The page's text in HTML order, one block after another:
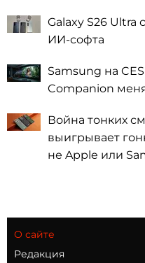
Galaxy S26 Ultra
ИИ-софта
Samsung на
Companion
Война тонких
выигрывает
не Apple или
О сайте
Редакция